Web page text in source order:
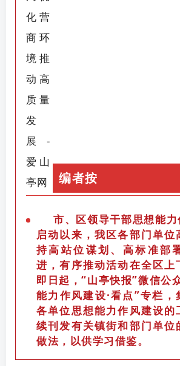
编者按
市、区领导干部思想能
启动以来，我区各部门单位
持高站位谋划、高标准部
进，有序推动活动在全区上
即日起，“山亭快报”微信公
能力作风建设·看点”专栏，
各单位思想能力作风建设的
续刊发有关镇街和部门单位
做法，以供学习借鉴。